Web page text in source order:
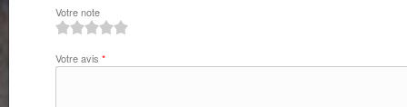
Votre note
Votre avis *